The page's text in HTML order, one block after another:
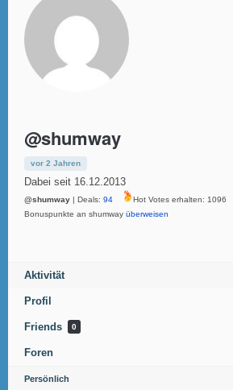
@shumway
vor 2 Jahren
Dabei seit 16.12.2013
@shumway | Deals: 94 Hot Votes erhalten: 1096
Bonuspunkte an shumway überweisen
Aktivität
Profil
Friends 0
Foren
Persönlich